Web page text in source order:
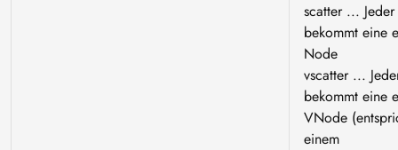
scatter ...
bekommt eine
Node
vscatter ...
bekommt eine
VNode
einem